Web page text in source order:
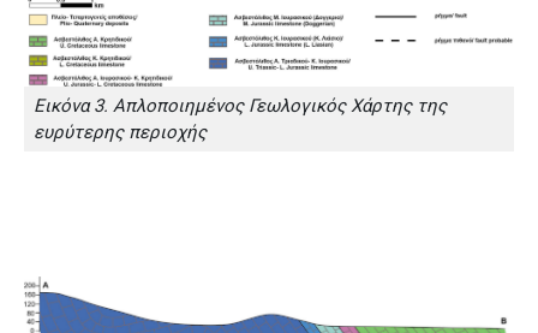
Εικόνα 3. Απλοποιημένος Γεωλογικός Χάρτης της
ευρύτερης περιοχής